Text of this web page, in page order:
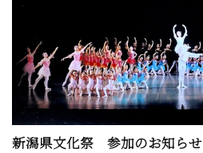
新潟県文化祭 参加のお知らせ